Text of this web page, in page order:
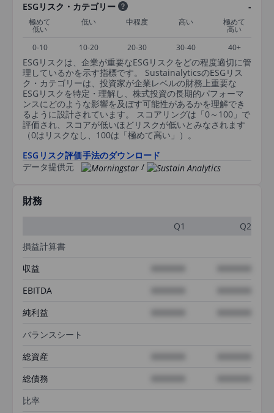
ESGリスク・カテゴリー
-
極めて
低い
低い 中程度 高い 極めて
高い
0-10
10-20 20-30 30-40 40+
ESGリスクは、企業が重要なESGリスクをどの程度適切に管
理しているかを示す指標です。 SustainalyticsのESGリス
ク・カテゴリーは、投資家が企業レベルの財務上重要な
ESGリスクを特定・理解し、株式投資の長期的パフォーマ
ンスにどのような影響を及ぼす可能性があるかを理解でき
るように設計されています。 スコアリングは「0～100」で
評価され、スコアが低いほどリスクが低いとみなされます
（0はリスクなし、100は「極めて高い」）。
ESGリスク評価手法のダウンロード
データ提供元
/
財務
Q1
Q2
損益計算書
収益
EBITDA
純利益
バランスシート
総資産
総債務
比率